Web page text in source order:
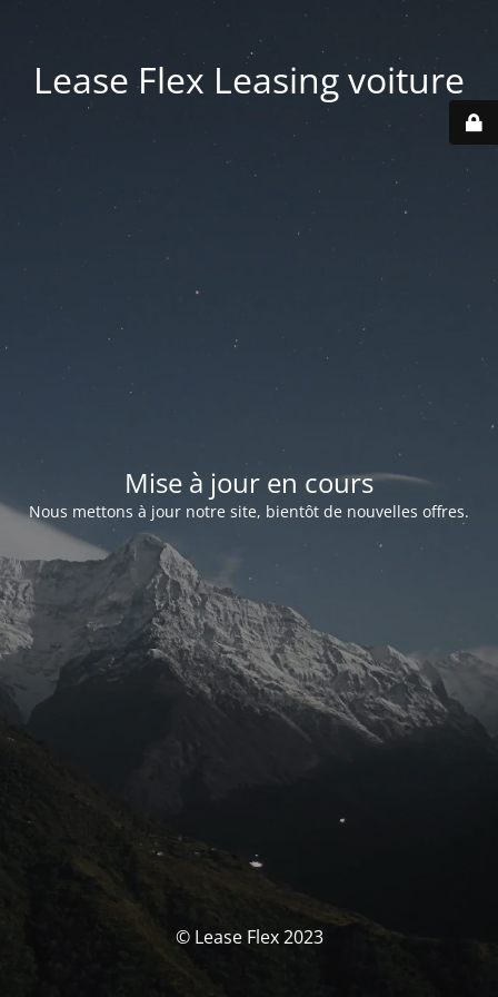
Lease Flex Leasing voiture
Mise à jour en cours
Nous mettons à jour notre site, bientôt de nouvelles offres.
© Lease Flex 2023